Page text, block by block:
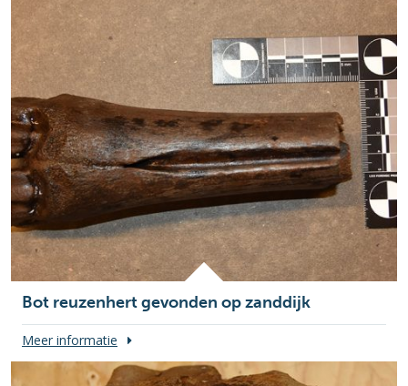
Bot reuzenhert gevonden op zanddijk
Meer informatie